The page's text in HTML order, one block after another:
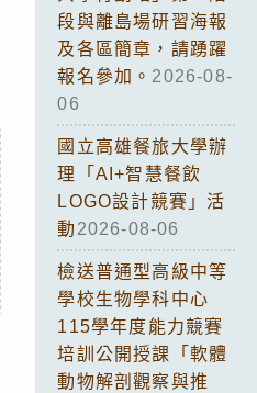
段與離島場研習海報
及各區簡章，請踴躍
報名參加。 2026-08-
06
國立高雄餐旅大學辦
理「AI+智慧餐飲
LOGO設計競賽」活
動 2026-08-06
檢送普通型高級中等
學校生物學科中心
115學年度能力競賽
培訓公開授課「軟體
動物解剖觀察與推